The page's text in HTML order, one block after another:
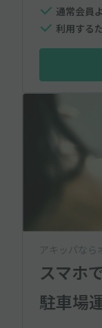
通常会員
利用する
アキッパなら
スマホ
駐車場